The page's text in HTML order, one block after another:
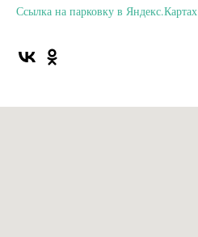
Ссылка на парковку в Яндекс.Картах